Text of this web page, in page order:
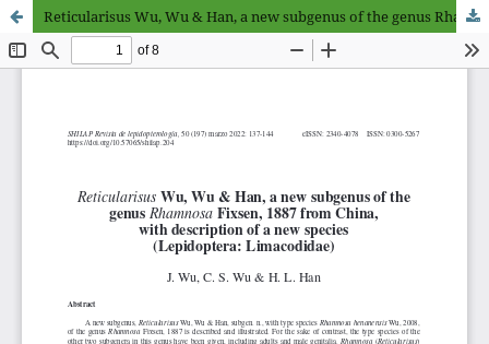
Reticularisus Wu, Wu & Han, a new subgenus of the genus Rhamnosa Fixsen, 1887 from China, with description of a new species (Lepidoptera: Limacodidae)